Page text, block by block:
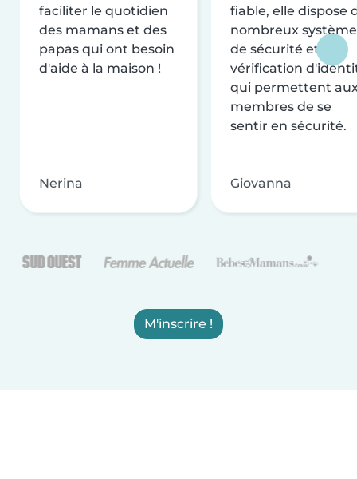
faciliter le quotidien
des mamans et des
papas qui ont besoin
d'aide à la maison !
Nerina
fiable, elle dispose
nombreux
de sécurité et de
vérification
qui permettent
membres de se
sentir en sécurité.
Giovanna
M'inscrire !